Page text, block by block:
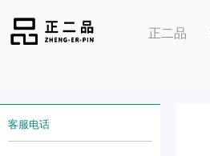
正二品
客服电话